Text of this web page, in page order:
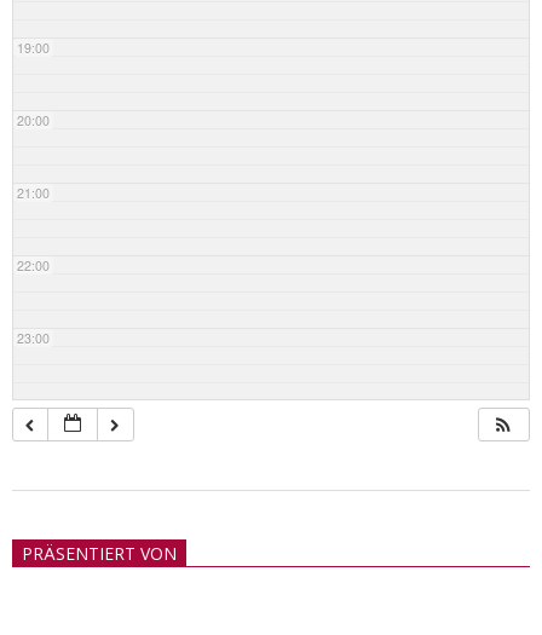
19:00
20:00
21:00
22:00
23:00
21PRÄSENTIERT VON